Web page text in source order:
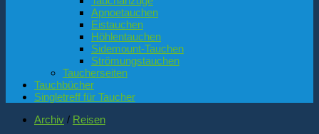
Apnoetauchen
Eistauchen
Höhlentauchen
Sidemount-Tauchen
Strömungstauchen
Taucherseiten
Tauchbücher
Singletreff für Taucher
Archiv / Reisen